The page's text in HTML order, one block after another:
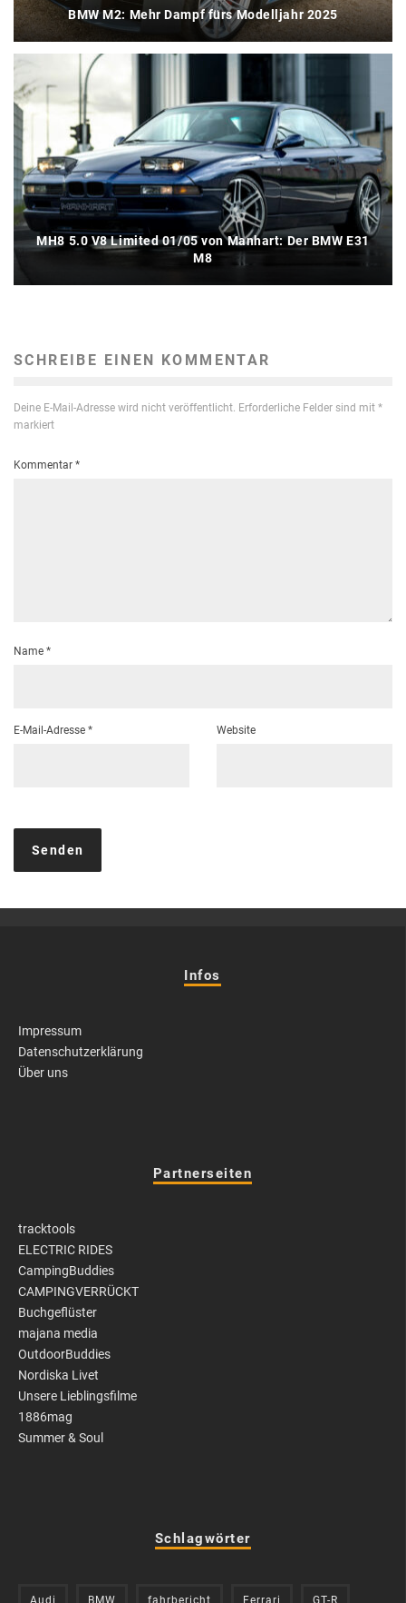
BMW M2: Mehr Dampf fürs Modelljahr 2025
MH8 5.0 V8 Limited 01/05 von Manhart: Der BMW E31
M8
SCHREIBE EINEN KOMMENTAR
Deine E-Mail-Adresse wird nicht veröffentlicht. Erforderliche Felder sind mit *
markiert
Kommentar *
Name *
E-Mail-Adresse * Website
Infos
Impressum
Datenschutzerklärung
Über uns
Partnerseiten
tracktools
ELECTRIC RIDES
CampingBuddies
CAMPINGVERRÜCKT
Buchgeflüster
majana media
OutdoorBuddies
Nordiska Livet
Unsere Lieblingsfilme
1886mag
Summer & Soul
Schlagwörter